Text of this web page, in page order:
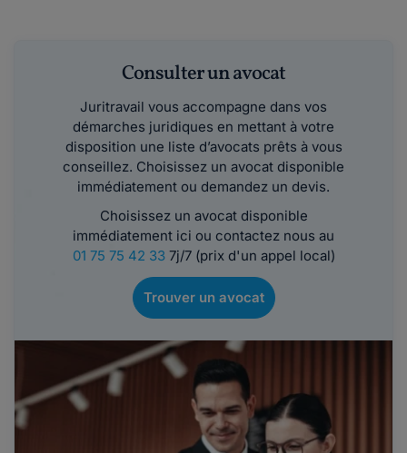
Consulter un avocat
Juritravail vous accompagne dans vos
démarches juridiques en mettant à votre
disposition une liste d’avocats prêts à vous
conseillez. Choisissez un avocat disponible
immédiatement ou demandez un devis.
Choisissez un avocat disponible
immédiatement ici ou contactez nous au
01 75 75 42 337j/7 (prix d'un appel local)
Trouver un avocat